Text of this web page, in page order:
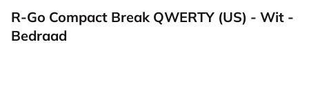
R-Go Compact Break QWERTY (US) - Wit -
Bedraad